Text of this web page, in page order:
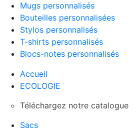
Mugs personnalisés
Bouteilles personnalisées
Stylos personnalisés
T-shirts personnalisés
Blocs-notes personnalisés
Accueil
ECOLOGIE
Téléchargez notre catalogue
Sacs